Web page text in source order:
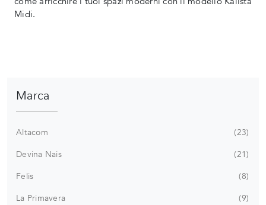
Midi.
Marca
Altacom
23
Devina Nais
21
Felis
8
La Primavera
9